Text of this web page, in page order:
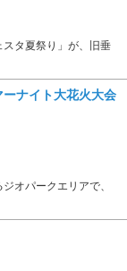
タ夏祭り」が、旧垂
ナイト大花火大会
オパークエリアで、